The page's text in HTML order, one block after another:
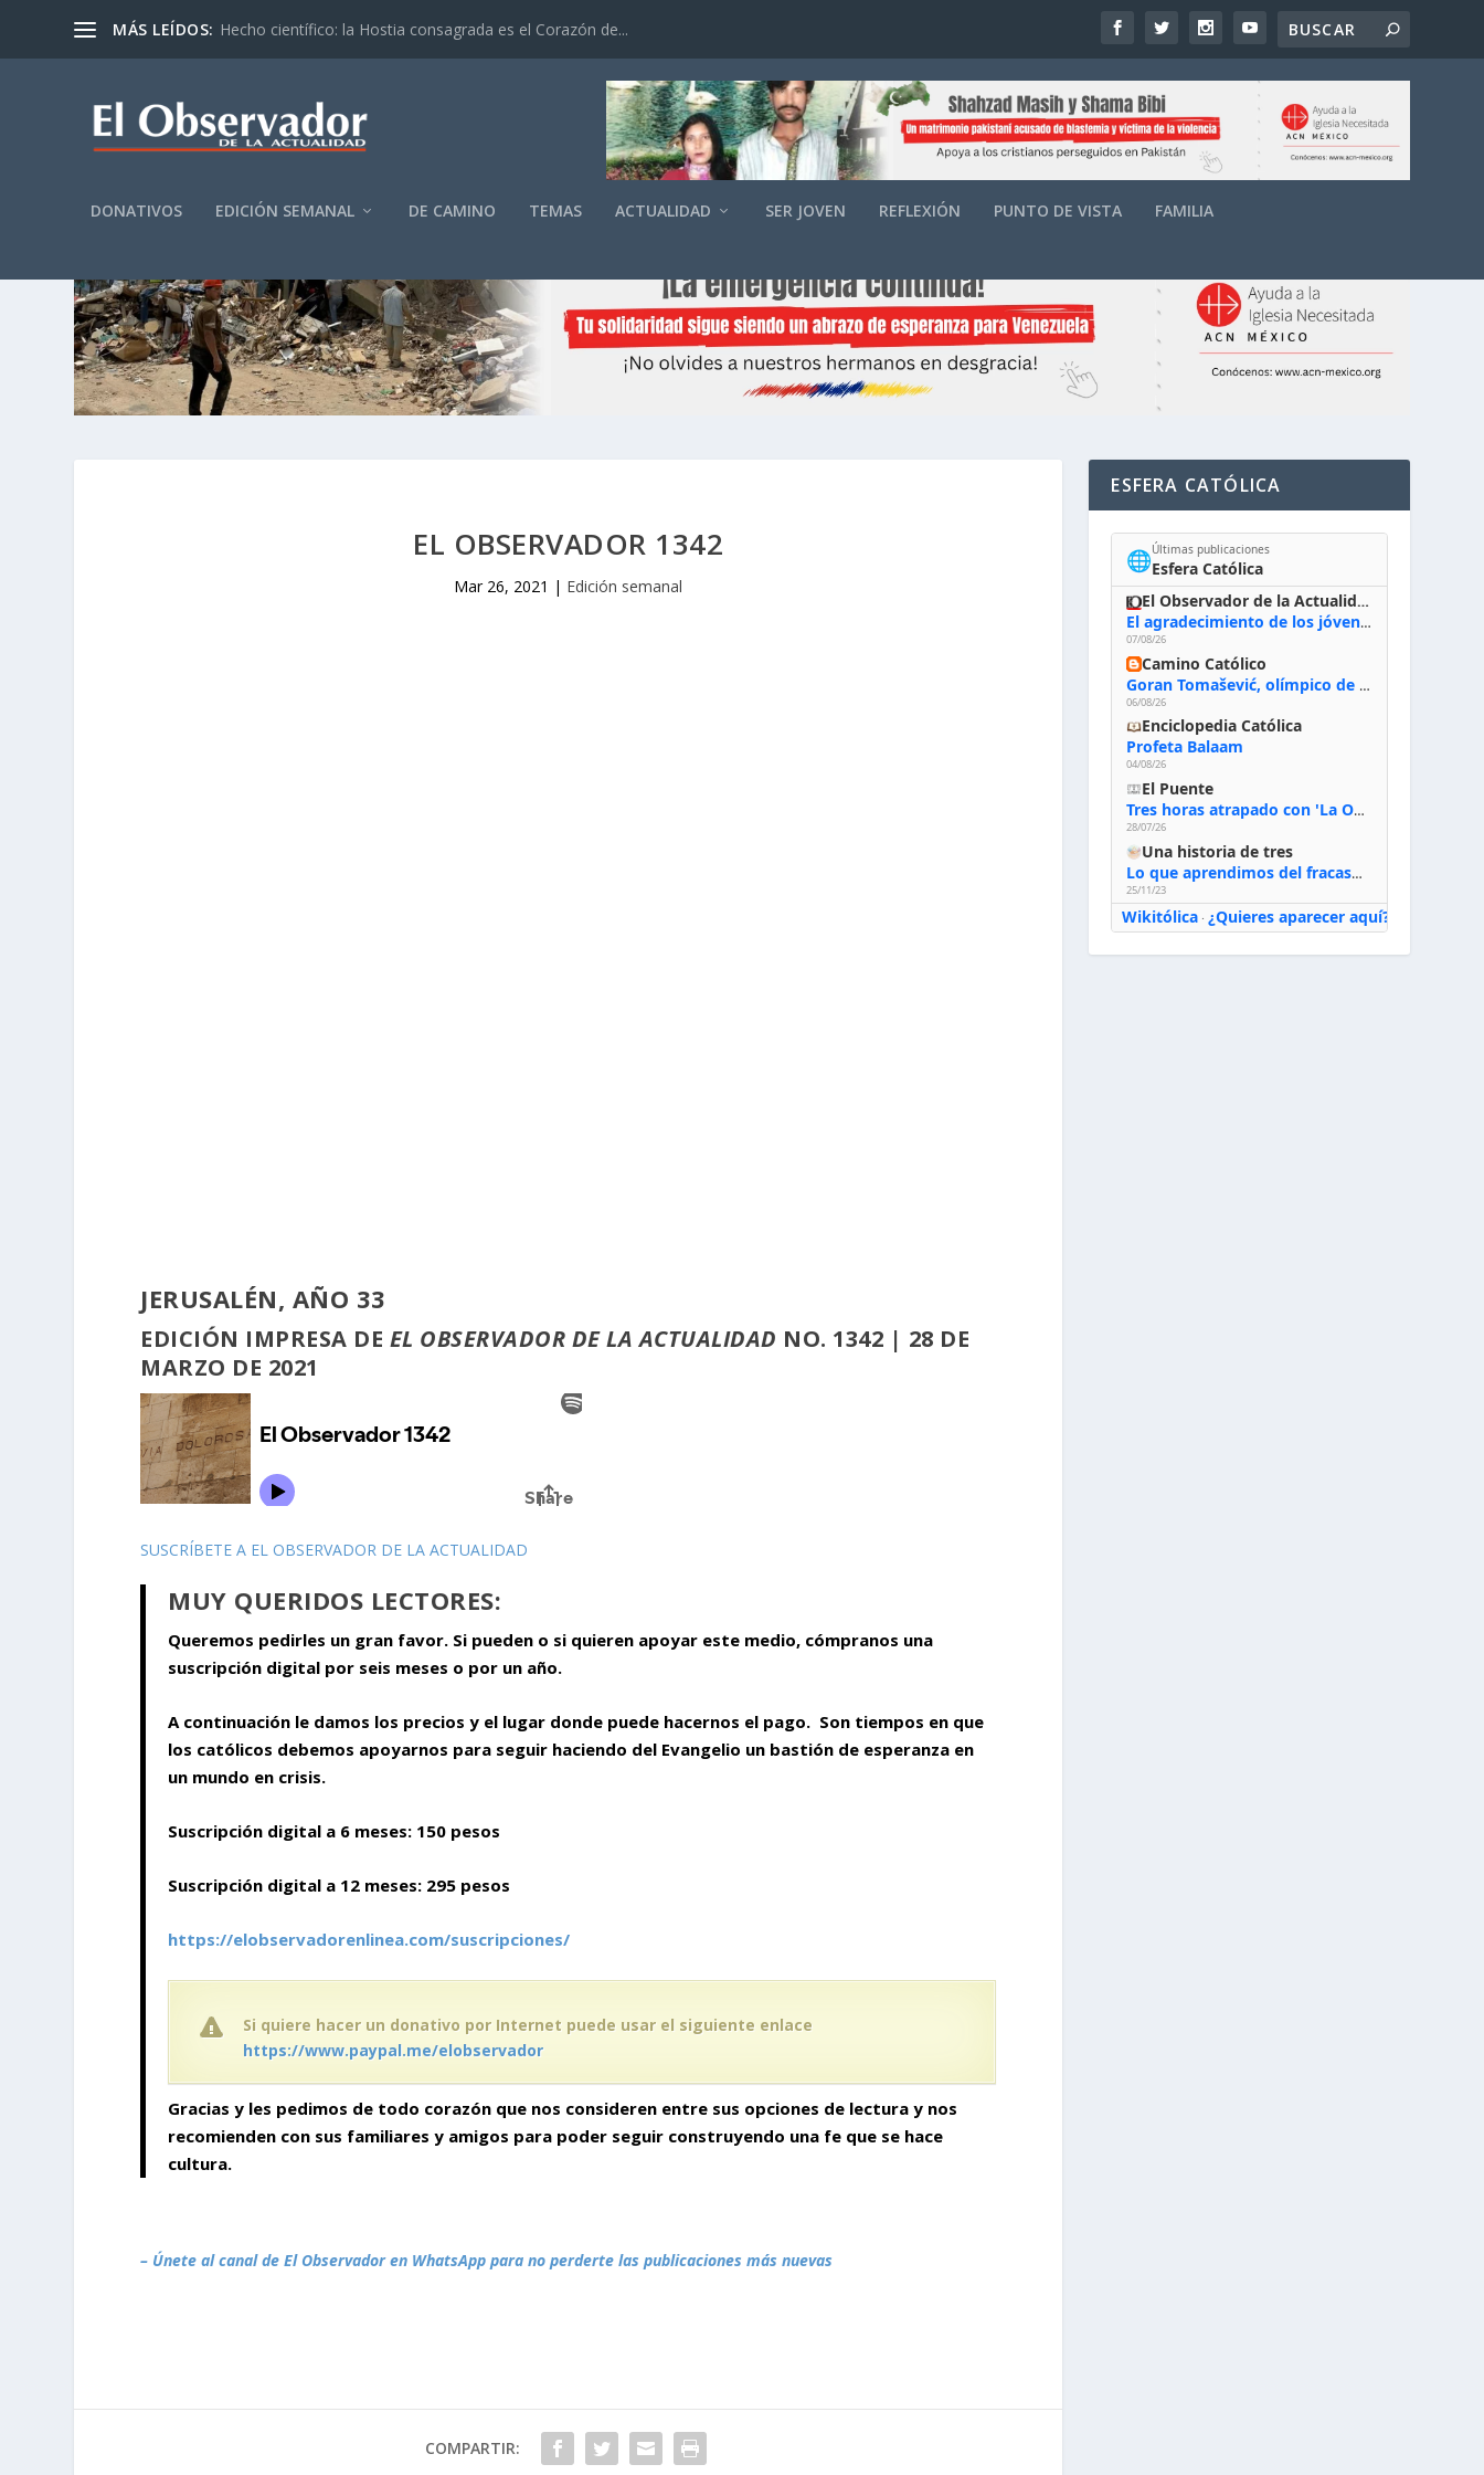
MÁS LEÍDOS: Hecho científico: la Hostia consagrada es el Corazón de...
DONATIVOS EDICIÓN SEMANAL DE CAMINO TEMAS ACTUALIDAD SER JOVEN REFLEXIÓN PUNTO DE VISTA FAMILIA
EL OBSERVADOR 1342
Mar 26, 2021 | Edición semanal
JERUSALÉN, AÑO 33
EDICIÓN IMPRESA DE EL OBSERVADOR DE LA ACTUALIDAD NO. 1342 | 28 DE
MARZO DE 2021
SUSCRÍBETE A EL OBSERVADOR DE LA ACTUALIDAD
MUY QUERIDOS LECTORES:
Queremos pedirles un gran favor. Si pueden o si quieren apoyar este medio, cómpranos una
suscripción digital por seis meses o por un año.
A continuación le damos los precios y el lugar donde puede hacernos el pago. Son tiempos en que
los católicos debemos apoyarnos para seguir haciendo del Evangelio un bastión de esperanza en
un mundo en crisis.
Suscripción digital a 6 meses: 150 pesos
Suscripción digital a 12 meses: 295 pesos
https://elobservadorenlinea.com/suscripciones/
Si quiere hacer un donativo por Internet puede usar el siguiente enlace
https://www.paypal.me/elobservador
Gracias y les pedimos de todo corazón que nos consideren entre sus opciones de lectura y nos
recomienden con sus familiares y amigos para poder seguir construyendo una fe que se hace
cultura.
– Únete al canal de El Observador en WhatsApp para no perderte las publicaciones más nuevas
COMPARTIR:
ESFERA CATÓLICA
🌐Últimas publicaciones
Esfera Católica
El Observador de la Actualidad
El agradecimiento de los jóvenes al Papa: «Hoy nos sentimos Iglesia»
07/08/26
Camino Católico
Goran Tomašević, olímpico de waterpolo: «Al terminar el Camino de Santiago entregué mi vida a Cristo; hablé con Dios y le dije: ‘Estoy listo; estoy a tu servicio. Puedo llevar lo que sea necesario para ti’»
06/08/26
Enciclopedia Católica
Profeta Balaam
04/08/26
El Puente
Tres horas atrapado con 'La Odisea' de Nolan
28/07/26
Una historia de tres
Lo que aprendimos del fracaso al emprender
25/11/23
Wikitólica· ¿Quieres aparecer aquí?